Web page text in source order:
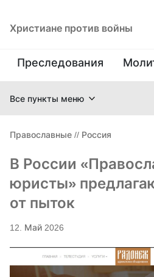
Христиане против войны
Преследования
Все пункты меню
Православные // Россия
В России
юристы»
от пыток
12. Май 2026